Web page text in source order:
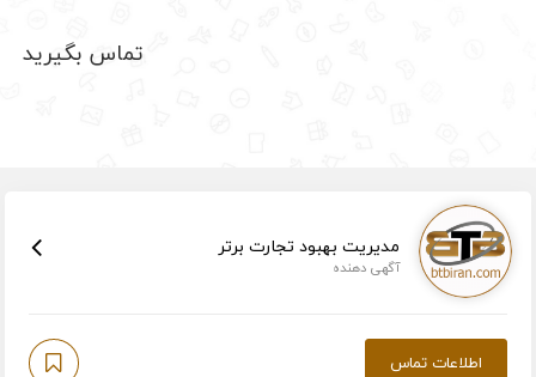
تماس بگیرید
مدیریت بهبود تجارت برتر
آگهی دهنده
اطلاعات تماس